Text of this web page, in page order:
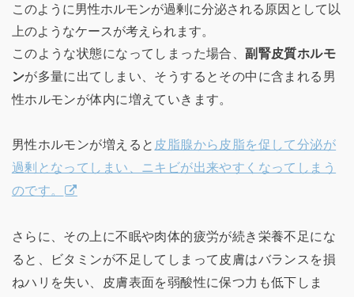
このように男性ホルモンが過剰に分泌される原因として以
上のようなケースが考えられます。
このような状態になってしまった場合、副腎皮質ホルモ
ンが多量に出てしまい、そうするとその中に含まれる男
性ホルモンが体内に増えていきます。
男性ホルモンが増えると 皮脂腺から皮脂を促して分泌が
過剰となってしまい、ニキビが出来やすくなってしまう
のです。
さらに、その上に不眠や肉体的疲労が続き栄養不足にな
ると、ビタミンが不足してしまって皮膚はバランスを損
ねハリを失い、皮膚表面を弱酸性に保つ力も低下しま